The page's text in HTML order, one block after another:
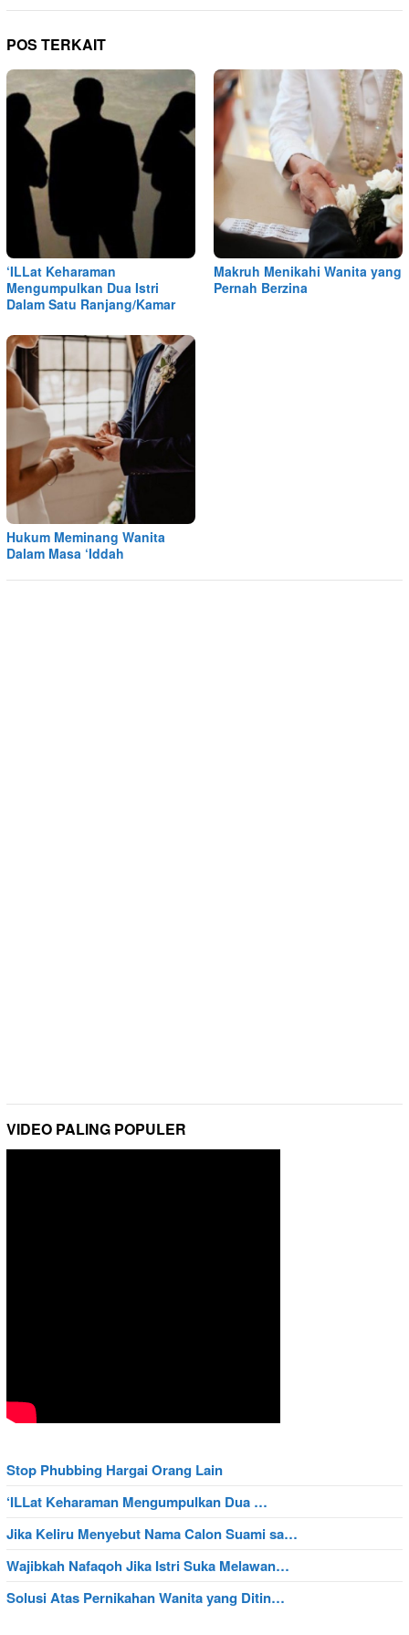
POS TERKAIT
‘ILLat Keharaman
Mengumpulkan Dua Istri
Dalam Satu Ranjang/Kamar
Makruh Menikahi Wanita yang
Pernah Berzina
Hukum Meminang Wanita
Dalam Masa ‘Iddah
VIDEO PALING POPULER
Stop Phubbing Hargai Orang Lain
‘ILLat Keharaman Mengumpulkan Dua …
Jika Keliru Menyebut Nama Calon Suami sa…
Wajibkah Nafaqoh Jika Istri Suka Melawan…
Solusi Atas Pernikahan Wanita yang Ditin…